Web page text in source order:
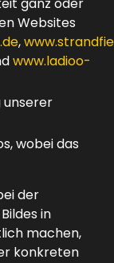
Websites
,
www.ladioo-
unserer
wobei das
der
in
machen,
konkreten